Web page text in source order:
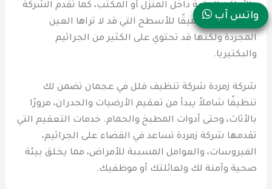
والأماكن العامة داخل المنزل أو المكتب، كما تقدم الشركة
أيضًا تنظيفًا عميقًا للأسطح التي قد لا تراها العين
المجردة ولكنها قد تحتوي على الكثير من الجراثيم
والبكتيريا.
شركة زمردة شركة تنظيف فلل في عجمان تضمن لك
تنظيفًا شاملاً يبدأ من تعقيم الأرضيات والجدران، مرورًا
بالأثاث، وحتى أدوات المطبخ والحمام. خدمات التعقيم التي
تقدمها شركة زمردة تساعد في القضاء على الجراثيم،
الفيروسات، والعوامل المسببة للأمراض، مما يخلق بيئة
صحية وآمنة لك ولعائلتك أو موظفيك.
واتس آب